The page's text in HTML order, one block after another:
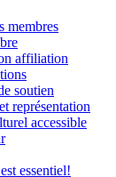
membres
affiliation
soutien
représentation
accessible
essentiel!